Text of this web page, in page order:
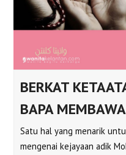
BERKAT
BAPA
Satu hal yang menarik
mengenai kejayaan adik